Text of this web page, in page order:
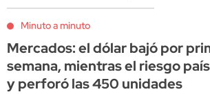
Minuto a minuto
Mercados: el dólar bajó por
semana, mientras el riesgo
y perforó las 450 unidades